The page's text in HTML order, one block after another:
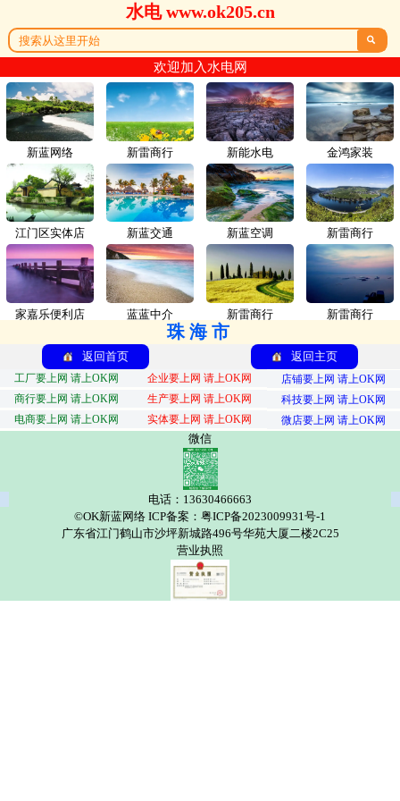
水电 www.ok205.cn

欢迎加入水电网
新蓝网络 新雷商行
江门区实体店 新蓝交通
家嘉乐便利店 蓝蓝中介
新能水电 金鸿家装
新蓝空调 新雷商行
新雷商行 新雷商行
珠海市
返回首页 返回主页
工厂要上网 请上OK网 企业要上网 请上OK网
店铺要上网 请上OK网
商行要上网 请上OK网
生产要上网 请上OK网
科技要上网 请上OK网
电商要上网 请上OK网
实体要上网 请上OK网 微店要上网 请上OK网
微信
电话：13630466663
©OK新蓝网络 ICP备案：粤ICP备2023009931号-1
广东省江门鹤山市沙坪新城路496号华苑大厦二楼2C25
营业执照